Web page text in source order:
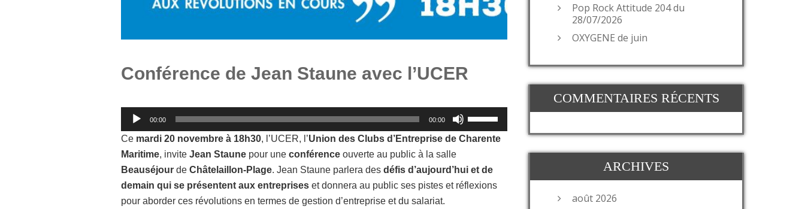
Conférence de Jean Staune avec l’UCER
Lecteur
audio
00:00 00:00
les
flèches
augmenter
ou
Ce mardi 20 novembre à 18h30, l’UCER, l’Union des Clubs d’Entreprise de Charente
Maritime, invite Jean Staune pour une conférence ouverte au public à la salle
Beauséjour de Châtelaillon-Plage. Jean Staune parlera des défis d’aujourd’hui et de
demain qui se présentent aux entreprises et donnera au public ses pistes et réflexions
pour aborder ces révolutions en termes de gestion d’entreprise et du salariat.
Pop Rock Attitude 204 du
28/07/2026
OXYGENE de juin
COMMENTAIRES RÉCENTS
ARCHIVES
août 2026